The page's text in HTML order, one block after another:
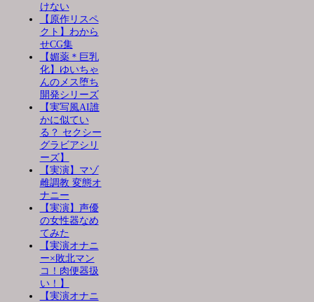
けない
【原作リスペ
クト】わから
せCG集
【媚薬＊巨乳
化】ゆいちゃ
んのメス堕ち
開発シリーズ
【実写風AI誰
かに似てい
る？ セクシー
グラビアシリ
ーズ】
【実演】マゾ
雌調教 変態オ
ナニー
【実演】声優
の女性器なめ
てみた
【実演オナニ
ー×敗北マン
コ！肉便器扱
い！】
【実演オナニ